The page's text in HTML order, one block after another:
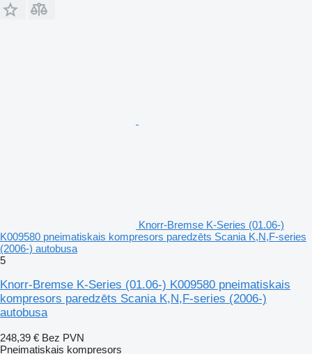
Knorr-Bremse K-Series (01.06-)
K009580 pneimatiskais kompresors paredzēts Scania K,N,F-series
(2006-) autobusa
5
Knorr-Bremse K-Series (01.06-) K009580 pneimatiskais
kompresors paredzēts Scania K,N,F-series (2006-)
autobusa
248,39 € Bez PVN
Pneimatiskais kompresors